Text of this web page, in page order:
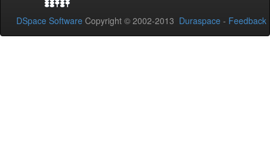
DSpace Software Copyright © 2002-2013 Duraspace - Feedback